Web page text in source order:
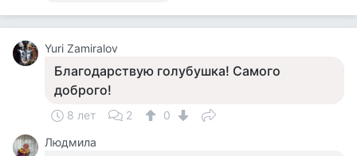
Yuri Zamiralov
Благодарствую голубушка! Самого
доброго!
8 лет 2
0
Людмила